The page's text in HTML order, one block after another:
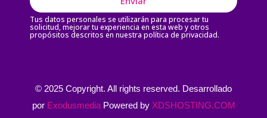
Tus datos personales se utilizarán para procesar tu
solicitud, mejorar tu experiencia en esta web y otros
propósitos descritos en nuestra política de privacidad.
© 2025 Copyright. All rights reserved. Desarrollado
por ExodusmediaPowered by XDSHOSTING.COM